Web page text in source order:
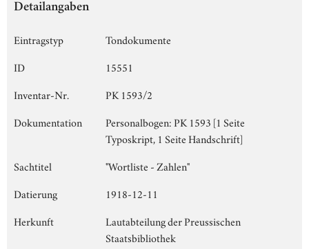
Detailangaben
Eintragstyp
Tondokumente
ID
15551
Inventar-Nr.
PK 1593/2
Dokumentation
Personalbogen: PK 1593 [1 Seite
Typoskript, 1 Seite Handschrift]
Sachtitel
"Wortliste - Zahlen"
Datierung
1918-12-11
Herkunft
Lautabteilung der Preussischen
Staatsbibliothek